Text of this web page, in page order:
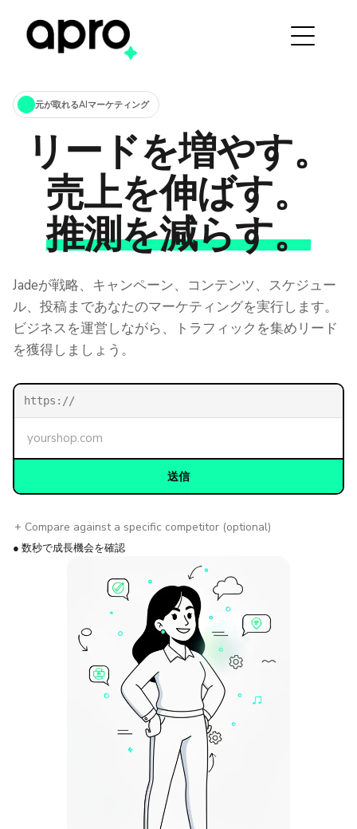
元が取れるAIマーケティング
リードを増やす。
売上を伸ばす。
推測を減らす。
Jadeが戦略、キャンペーン、コンテンツ、スケジュー
ル、投稿まであなたのマーケティングを実行します。
ビジネスを運営しながら、トラフィックを集めリード
を獲得しましょう。
https://
送信
+ Compare against a specific competitor (optional)
● 数秒で成長機会を確認